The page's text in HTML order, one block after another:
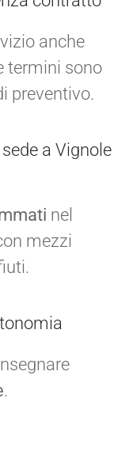
anche
termini sono
preventivo.
a Vignole
nel
mezzi
.